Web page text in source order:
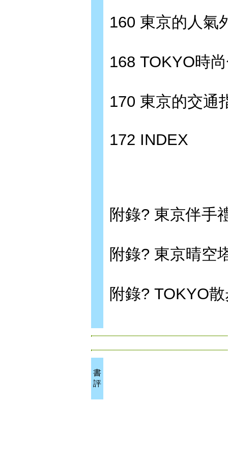
160 東京的人氣
168 TOKYO時
170 東京的交通
172 INDEX
附錄? 東京伴手
附錄? 東京晴空
附錄? TOKYO
書
評